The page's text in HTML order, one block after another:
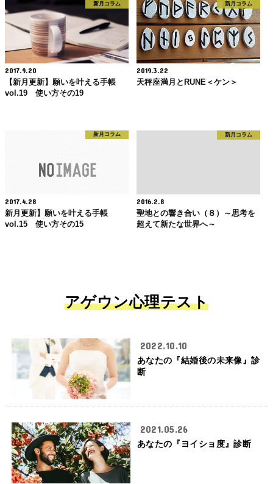
新月コラム
2017.9.20
【新月更新】願いを叶える手帳
vol.19 使い方その19
新月コラム
2019.3.22
天秤座満月とRUNE＜ケン＞
新月コラム
2017.4.28
新月更新】願いを叶える手帳
vol.15 使い方その15
新月コラム
2016.2.8
聖地との響き合い（８）～思考を
超えて新たな世界へ～
アゲウン心理テスト
2022.10.10
あなたの『結婚後の未来像』診
断
2021.05.26
あなたの『ヨイショ度』診断